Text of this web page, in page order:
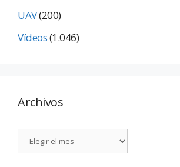
UAV(200)
Vídeos(1.046)
Archivos